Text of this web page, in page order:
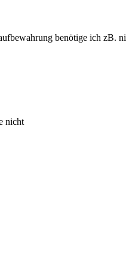
benötige ich zB.
nicht